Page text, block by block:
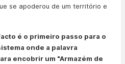
se apoderou de um território e
é o primeiro passo para o
onde a palavra
encobrir um "Armazém de